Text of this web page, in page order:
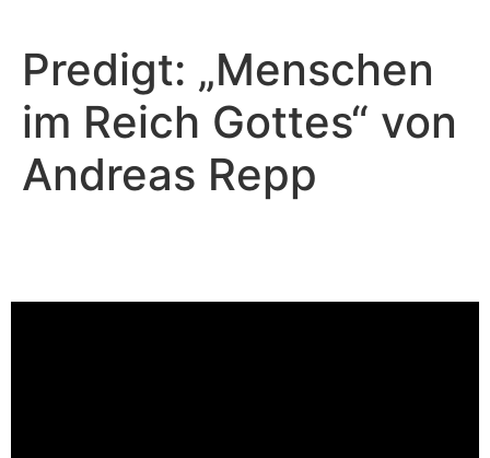
Predigt: „Menschen
im Reich Gottes“ von
Andreas Repp
Video-Player